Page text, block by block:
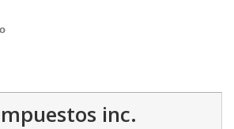
inc.